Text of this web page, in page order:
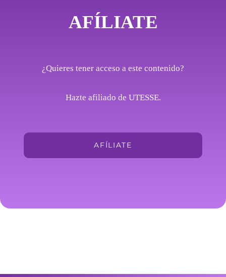
AFÍLIATE
¿Quieres tener acceso a este contenido?
Hazte afiliado de UTESSE.
AFÍLIATE